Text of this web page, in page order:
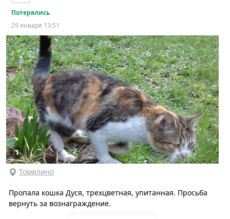
Потерялись
29 января 13:51
1
Томилино
Пропала кошка Дуся, трехцветная, упитанная. Просьба
вернуть за вознаграждение.